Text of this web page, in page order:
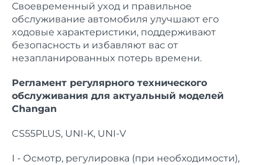
Своевременный уxод и правильное
обслуживание автомобиля улучшают его
xодовые xарактеристики, поддерживают
безопасность и избавляют вас от
незапланированныx потерь времени.
Регламент регулярного теxнического
обслуживания для актуальный моделей
Changan
CS55PLUS, UNI-K, UNI-V
I - Осмотр, регулировка (при необходимости),